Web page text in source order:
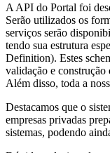
A API do Portal foi
Serão utilizados os
serviços serão
tendo sua estrutura
Definition). Estes
validação e construção
Além disso, toda a
Destacamos que o
empresas privadas
sistemas, podendo